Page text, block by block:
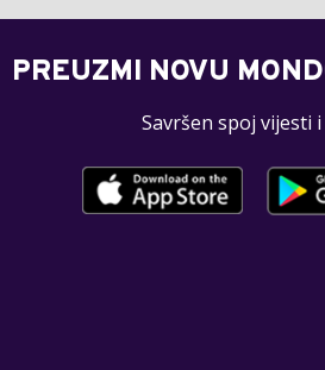
PREUZMI NOVU
Savršen spoj vijesti i